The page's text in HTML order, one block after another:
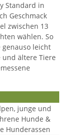
Standard in
Geschmack
zwischen 13
wählen. So
leicht
ältere Tiere
junge und
Hunde &
Hunderassen